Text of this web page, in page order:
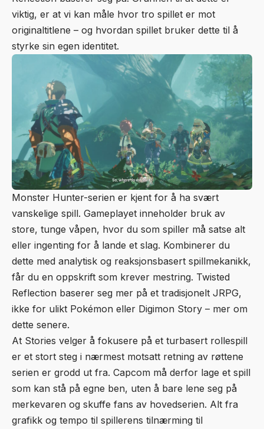
viktig, er at vi kan måle hvor tro spillet er mot
originaltitlene – og hvordan spillet bruker dette til å
styrke sin egen identitet.
Monster Hunter-serien er kjent for å ha svært
vanskelige spill. Gameplayet inneholder bruk av
store, tunge våpen, hvor du som spiller må satse alt
eller ingenting for å lande et slag. Kombinerer du
dette med analytisk og reaksjonsbasert spillmekanikk,
får du en oppskrift som krever mestring. Twisted
Reflection baserer seg mer på et tradisjonelt JRPG,
ikke for ulikt Pokémon eller Digimon Story – mer om
dette senere.
At Stories velger å fokusere på et turbasert rollespill
er et stort steg i nærmest motsatt retning av røttene
serien er grodd ut fra. Capcom må derfor lage et spill
som kan stå på egne ben, uten å bare lene seg på
merkevaren og skuffe fans av hovedserien. Alt fra
grafikk og tempo til spillerens tilnærming til